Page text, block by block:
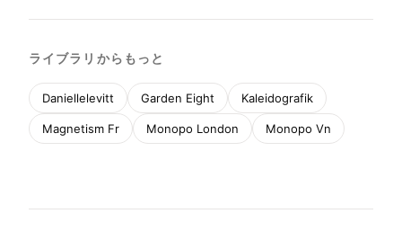
ライブラリからもっと
Daniellelevitt Garden Eight Kaleidografik
Magnetism Fr Monopo London Monopo Vn